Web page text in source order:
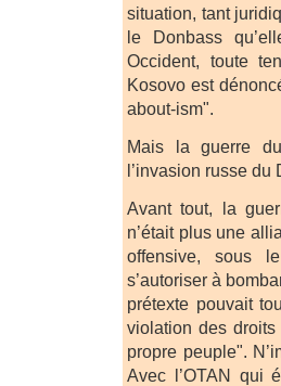
situation, tant
le Donbass
Occident, toute
Kosovo est
about-ism".
Mais la guerre
l’invasion russe du
Avant tout, la
n’était plus une
offensive, sous
s’autoriser à
prétexte pouvait
violation des
propre peuple".
Avec l’OTAN qui